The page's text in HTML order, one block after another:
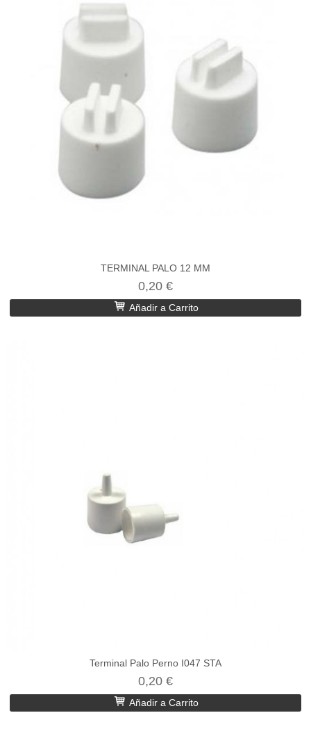
TERMINAL PALO 12 MM
0,20 €
Añadir a Carrito
Terminal Palo Perno I047 STA
0,20 €
Añadir a Carrito